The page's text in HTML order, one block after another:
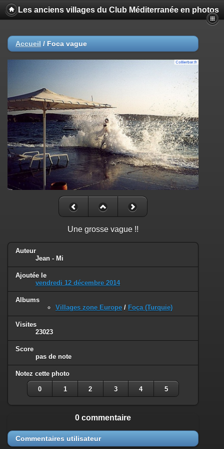
Les anciens villages du Club Méditerranée en photos
Accueil / Foca vague
Une grosse vague !!
Auteur
Jean - Mi
Ajoutée le
vendredi 12 décembre 2014
Albums
Villages zone Europe / Foça (Turquie)
Visites
23023
Score
pas de note
Notez cette photo
0 1 2 3 4 5
0 commentaire
Commentaires utilisateur